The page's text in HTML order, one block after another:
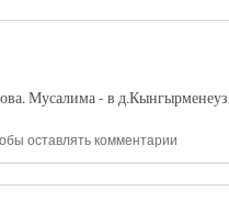
Мусалима - в
оставлять комментарии